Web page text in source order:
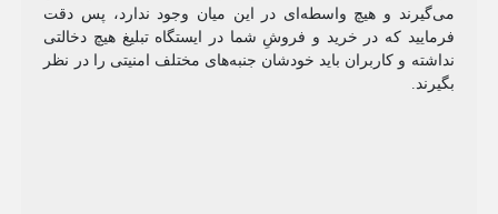
می‌گیرند و هیچ واسطه‌ای در این میان وجود ندارد، پس دقت
فرمایید که در خرید و فروشِ شما در ایستگاه تبلیغ هیچ دخالتی
نداشته و کاربران باید خودشان جنبه‌های مختلف امنیتی را در نظر
بگیرند.